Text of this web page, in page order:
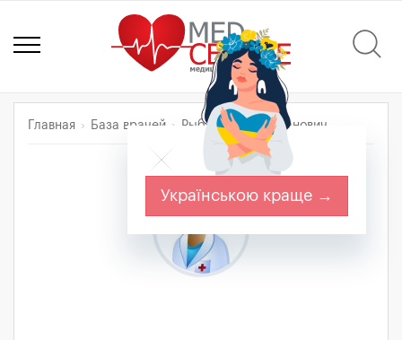
Главная База врачей Рыбак Игорь Романович
Українською краще →